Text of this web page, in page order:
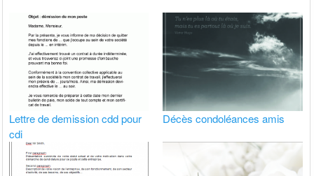
Lettre de demission cdd pour
cdi
Décès condoléances amis